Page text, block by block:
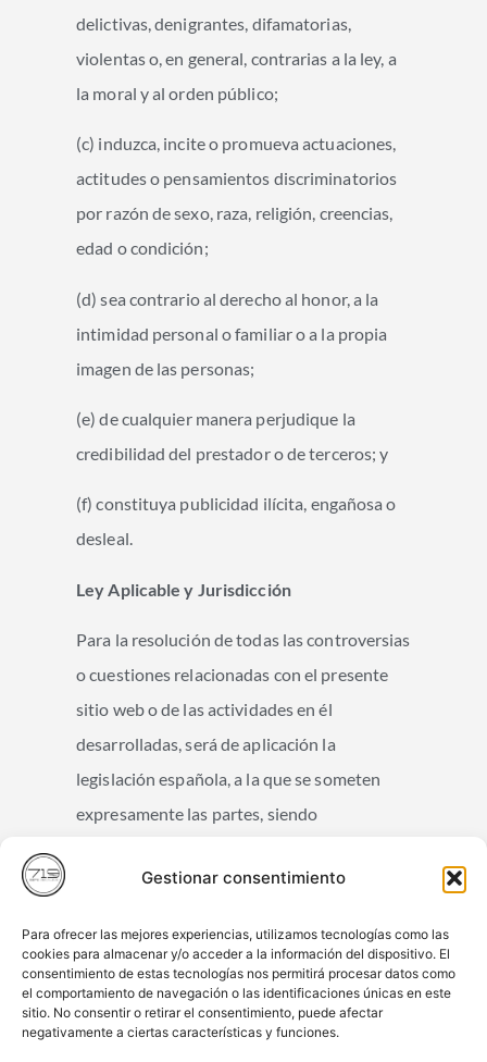
Gestionar consentimiento
Para ofrecer las mejores experiencias, utilizamos tecnologías como las
cookies para almacenar y/o acceder a la información del dispositivo. El
consentimiento de estas tecnologías nos permitirá procesar datos como
el comportamiento de navegación o las identificaciones únicas en este
sitio. No consentir o retirar el consentimiento, puede afectar
negativamente a ciertas características y funciones.
delictivas, denigrantes, difamatorias,
violentas o, en general, contrarias a la ley, a
la moral y al orden público;
(c) induzca, incite o promueva actuaciones,
actitudes o pensamientos discriminatorios
por razón de sexo, raza, religión, creencias,
edad o condición;
(d) sea contrario al derecho al honor, a la
intimidad personal o familiar o a la propia
imagen de las personas;
(e) de cualquier manera perjudique la
credibilidad del prestador o de terceros; y
(f) constituya publicidad ilícita, engañosa o
desleal.
Ley Aplicable y Jurisdicción
Para la resolución de todas las controversias
o cuestiones relacionadas con el presente
sitio web o de las actividades en él
desarrolladas, será de aplicación la
legislación española, a la que se someten
expresamente las partes, siendo
conflictos derivados o relacionados con su
aquí tu Comunidad Autónoma.